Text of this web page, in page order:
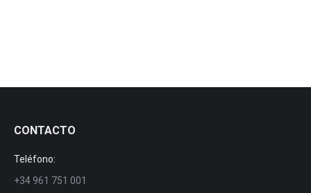
CONTACTO
Teléfono:
+34 961 751 001